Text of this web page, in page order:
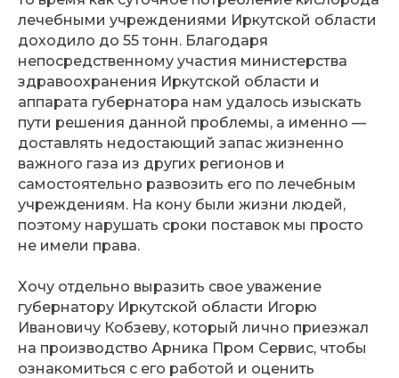
лечебными учреждениями Иркутской области
доходило до 55 тонн. Благодаря
непосредственному участия министерства
здравоохранения Иркутской области и
аппарата губернатора нам удалось изыскать
пути решения данной проблемы, а именно —
доставлять недостающий запас жизненно
важного газа из других регионов и
самостоятельно развозить его по лечебным
учреждениям. На кону были жизни людей,
поэтому нарушать сроки поставок мы просто
не имели права.
Хочу отдельно выразить свое уважение
губернатору Иркутской области Игорю
Ивановичу Кобзеву, который лично приезжал
на производство Арника Пром Сервис, чтобы
ознакомиться с его работой и оценить